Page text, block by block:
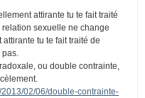
attirante tu te fait traité
sexuelle ne change
tu te fait traité de
ou double contrainte,
02/06/double-contrainte-